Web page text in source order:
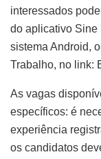
interessados
do aplicativo Sine
sistema Android,
Trabalho, no link:
As vagas
específicos: é
experiência
os candidatos